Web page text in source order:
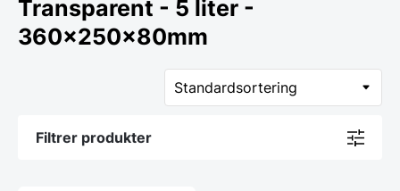
Transparent - 5 liter -
360x250x80mm
Filtrer produkter